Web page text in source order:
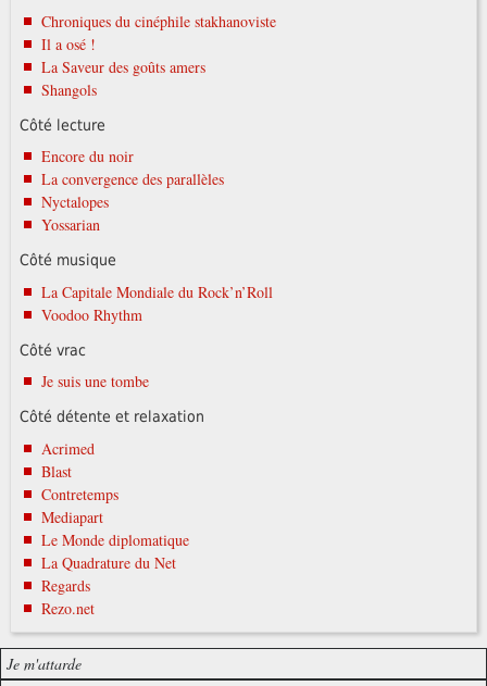
Chroniques du cinéphile stakhanoviste
Il a osé !
La Saveur des goûts amers
Shangols
Côté lecture
Encore du noir
La convergence des parallèles
Nyctalopes
Yossarian
Côté musique
La Capitale Mondiale du Rock’n’Roll
Voodoo Rhythm
Côté vrac
Je suis une tombe
Côté détente et relaxation
Acrimed
Blast
Contretemps
Mediapart
Le Monde diplomatique
La Quadrature du Net
Regards
Rezo.net
Je m'attarde